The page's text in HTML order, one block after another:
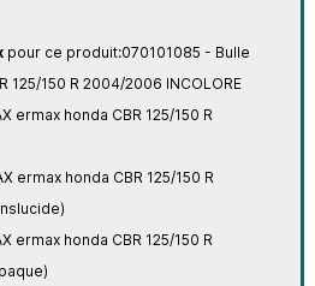
pour ce produit:070101085 - Bulle
125/150 R 2004/2006 INCOLORE
ermax honda CBR 125/150 R
ermax honda CBR 125/150 R
ermax honda CBR 125/150 R